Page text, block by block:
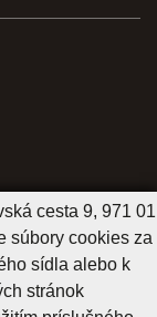
cesta 9, 971 01
súbory cookies za
sídla alebo k
stránok